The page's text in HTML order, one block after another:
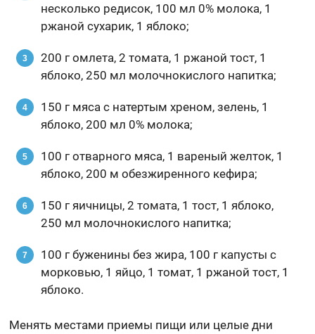
несколько редисок, 100 мл 0% молока, 1
ржаной сухарик, 1 яблоко;
200 г омлета, 2 томата, 1 ржаной тост, 1
яблоко, 250 мл молочнокислого напитка;
150 г мяса с натертым хреном, зелень, 1
яблоко, 200 мл 0% молока;
100 г отварного мяса, 1 вареный желток, 1
яблоко, 200 м обезжиренного кефира;
150 г яичницы, 2 томата, 1 тост, 1 яблоко,
250 мл молочнокислого напитка;
100 г буженины без жира, 100 г капусты с
морковью, 1 яйцо, 1 томат, 1 ржаной тост, 1
яблоко.
Менять местами приемы пищи или целые дни